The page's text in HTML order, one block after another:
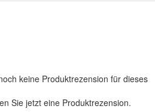
keine Produktrezension für dieses
Sie jetzt eine Produktrezension.